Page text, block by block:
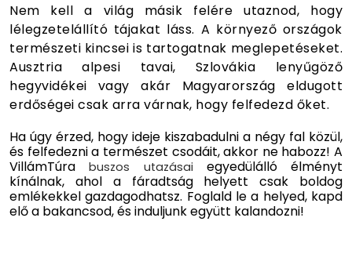
Nem kell a világ másik felére utaznod, hogy
lélegzetelállító tájakat láss. A környező országok
természeti kincsei is tartogatnak meglepetéseket.
Ausztria alpesi tavai, Szlovákia lenyűgöző
hegyvidékei vagy akár Magyarország eldugott
erdőségei csak arra várnak, hogy felfedezd őket.
Ha úgy érzed, hogy ideje kiszabadulni a négy fal közül,
és felfedezni a természet csodáit, akkor ne habozz! A
VillámTúrabuszos utazásai egyedülálló élményt
kínálnak, ahol a fáradtság helyett csak boldog
emlékekkel gazdagodhatsz. Foglald le a helyed, kapd
elő a bakancsod, és induljunk együtt kalandozni!